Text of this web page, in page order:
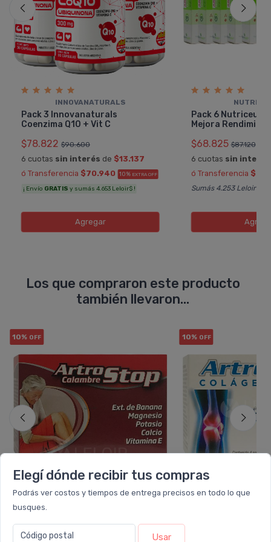
Elegí dónde recibir tus compras
Podrás ver costos y tiempos de entrega precisos en todo lo que
busques.
Código postal Usar
INNOVANATURALS
Pack 3 Innovanaturals
Coenzima Q10 + Vit C
$78.822 $90.600
6 cuotas sin interés de $13.137
ó Transferencia $70.940 10% EXTRA OFF
¡ Envío GRATIS y sumás 4.653 Leloir$ !
Agregar
Pack 6
Mejora
$68.825 $87.120
6 cuotas sin interés
ó Transferencia
Sumás 4.253 Leloir$
Los que compraron este producto
también llevaron...
10% OFF
Artrostop Calambre
Suplemento Dietario En Sobres
10% OFF